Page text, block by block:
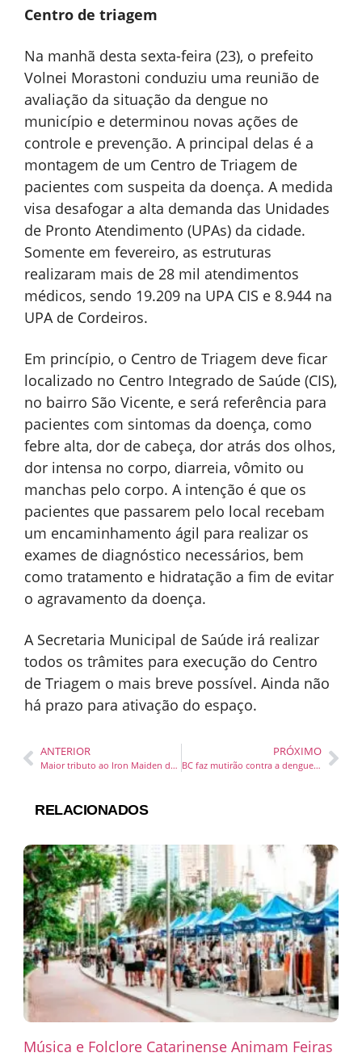
Centro de triagem
Na manhã desta sexta-feira (23), o prefeito
Volnei Morastoni conduziu uma reunião de
avaliação da situação da dengue no
município e determinou novas ações de
controle e prevenção. A principal delas é a
montagem de um Centro de Triagem de
pacientes com suspeita da doença. A medida
visa desafogar a alta demanda das Unidades
de Pronto Atendimento (UPAs) da cidade.
Somente em fevereiro, as estruturas
realizaram mais de 28 mil atendimentos
médicos, sendo 19.209 na UPA CIS e 8.944 na
UPA de Cordeiros.
Em princípio, o Centro de Triagem deve ficar
localizado no Centro Integrado de Saúde (CIS),
no bairro São Vicente, e será referência para
pacientes com sintomas da doença, como
febre alta, dor de cabeça, dor atrás dos olhos,
dor intensa no corpo, diarreia, vômito ou
manchas pelo corpo. A intenção é que os
pacientes que passarem pelo local recebam
um encaminhamento ágil para realizar os
exames de diagnóstico necessários, bem
como tratamento e hidratação a fim de evitar
o agravamento da doença.
A Secretaria Municipal de Saúde irá realizar
todos os trâmites para execução do Centro
de Triagem o mais breve possível. Ainda não
há prazo para ativação do espaço.
ANTERIOR
Maior tributo ao Iron Maiden do mundo se apresenta em Joinville
PRÓXIMO
BC faz mutirão contra a dengue no bairro da Barra neste sábado
RELACIONADOS
Música e Folclore Catarinense Animam Feiras